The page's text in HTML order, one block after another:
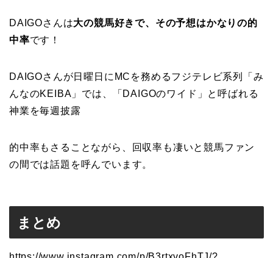
DAIGOさんは大の競馬好きで、その予想はかなりの的
中率です！
DAIGOさんが日曜日にMCを務めるフジテレビ系列「み
んなのKEIBA」では、「DAIGOのワイド」と呼ばれる
神業を毎週披露
的中率もさることながら、回収率も凄いと競馬ファン
の間では話題を呼んでいます。
まとめ